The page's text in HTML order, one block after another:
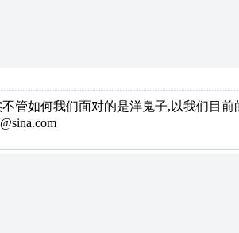
管如何我们面对的是洋鬼子,以我们目